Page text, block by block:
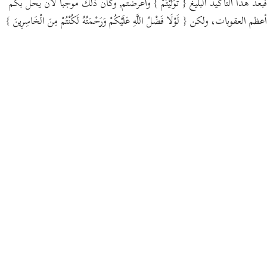
فبعد هذا التأكيد البليغ { تَوَلَّيْتُمْ } وأعرضتم, وكان ذلك موجبا لأن يحل بكم
أعظم العقوبات، ولكن { لَوْلَا فَضْلُ اللَّهِ عَلَيْكُمْ وَرَحْمَتُهُ لَكُنْتُمْ مِنَ الْخَاسِرِينَ }